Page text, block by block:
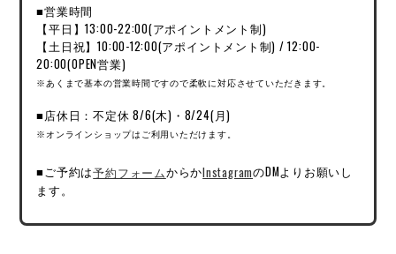
■営業時間
【平日】13:00-22:00(アポイントメント制)
【土日祝】10:00-12:00(アポイントメント制) / 12:00-
20:00(OPEN営業)
※あくまで基本の営業時間ですので柔軟に対応させていただきます。
■店休日：不定休 8/6(木)・8/24(月)
※オンラインショップはご利用いただけます。
■ご予約は予約フォームからかInstagramのDMよりお願いし
ます。